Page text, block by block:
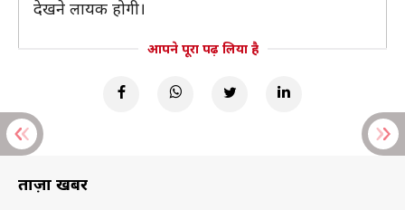
देखने लायक होगी।
आपने पूरा पढ़ लिया है
ताज़ा खबरें